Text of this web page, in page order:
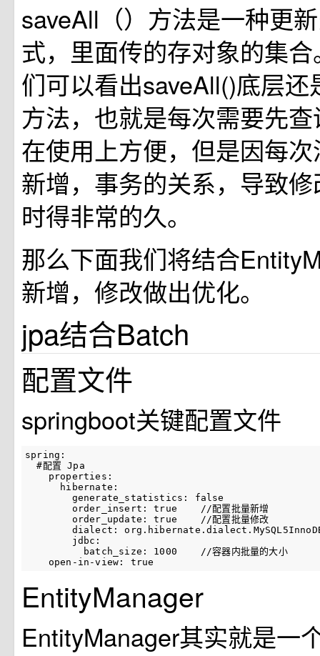
saveAll（）方法是一种更
式，里面传的存对象的集
们可以看出saveAll()底层还
方法，也就是每次需要先
在使用上方便，但是因每
新增，事务的关系，导致
时得非常的久。
那么下面我们将结合
新增，修改做出优化。
jpa结合Batch
配置文件
springboot关键配置文件
spring:
  #配置 Jpa
    properties:
      hibernate:
        generate_statistics: false
        order_insert: true    //配置批量新增
        order_update: true    //配置批量修改
dialect:
        jdbc:
          batch_size: 1000    //容器内批量的大小
    open-in-view: true
EntityManager
EntityManager其实就是一